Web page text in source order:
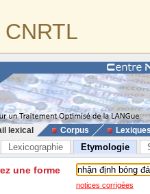
lexical Corpus
Lexicographie Etymologie
une forme
notices corrigées